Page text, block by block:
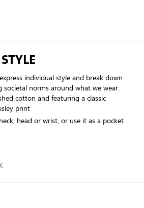
individual style and break down
societal norms around what we wear.
cotton and featuring a classic
print
head or wrist, or use it as a pocket